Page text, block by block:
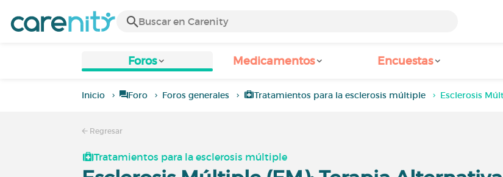
Foros Medicamentos Encuestas
Inicio Foro Foros generales Tratamientos para la esclerosis múltiple Esclerosis
Regresar
Tratamientos para la esclerosis múltiple